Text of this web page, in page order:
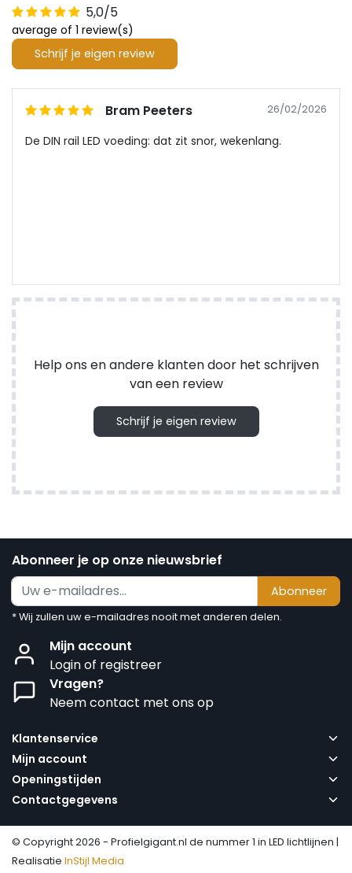
5,0/5
average of 1 review(s)
Schrijf je eigen review
Bram Peeters 26/02/2026
De DIN rail LED voeding: dat zit snor, wekenlang.
Help ons en andere klanten door het schrijven
van een review
Schrijf je eigen review
Abonneer je op onze nieuwsbrief
Abonneer
* Wij zullen uw e-mailadres nooit met anderen delen.
Mijn account
Login of registreer
Vragen?
Neem contact met ons op
Klantenservice
Mijn account
Openingstijden
Contactgegevens
© Copyright 2026 - Profielgigant.nl de nummer 1 in LED lichtlijnen |
Realisatie InStijl Media